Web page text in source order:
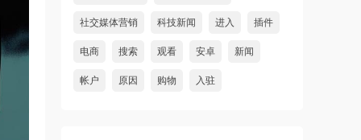
社交媒体营销 科技新闻 进入 插件
电商 搜索 观看 安卓 新闻
帐户 原因 购物 入驻